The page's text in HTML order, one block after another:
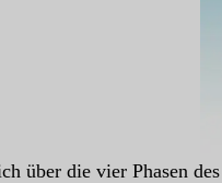
über die vier Phasen